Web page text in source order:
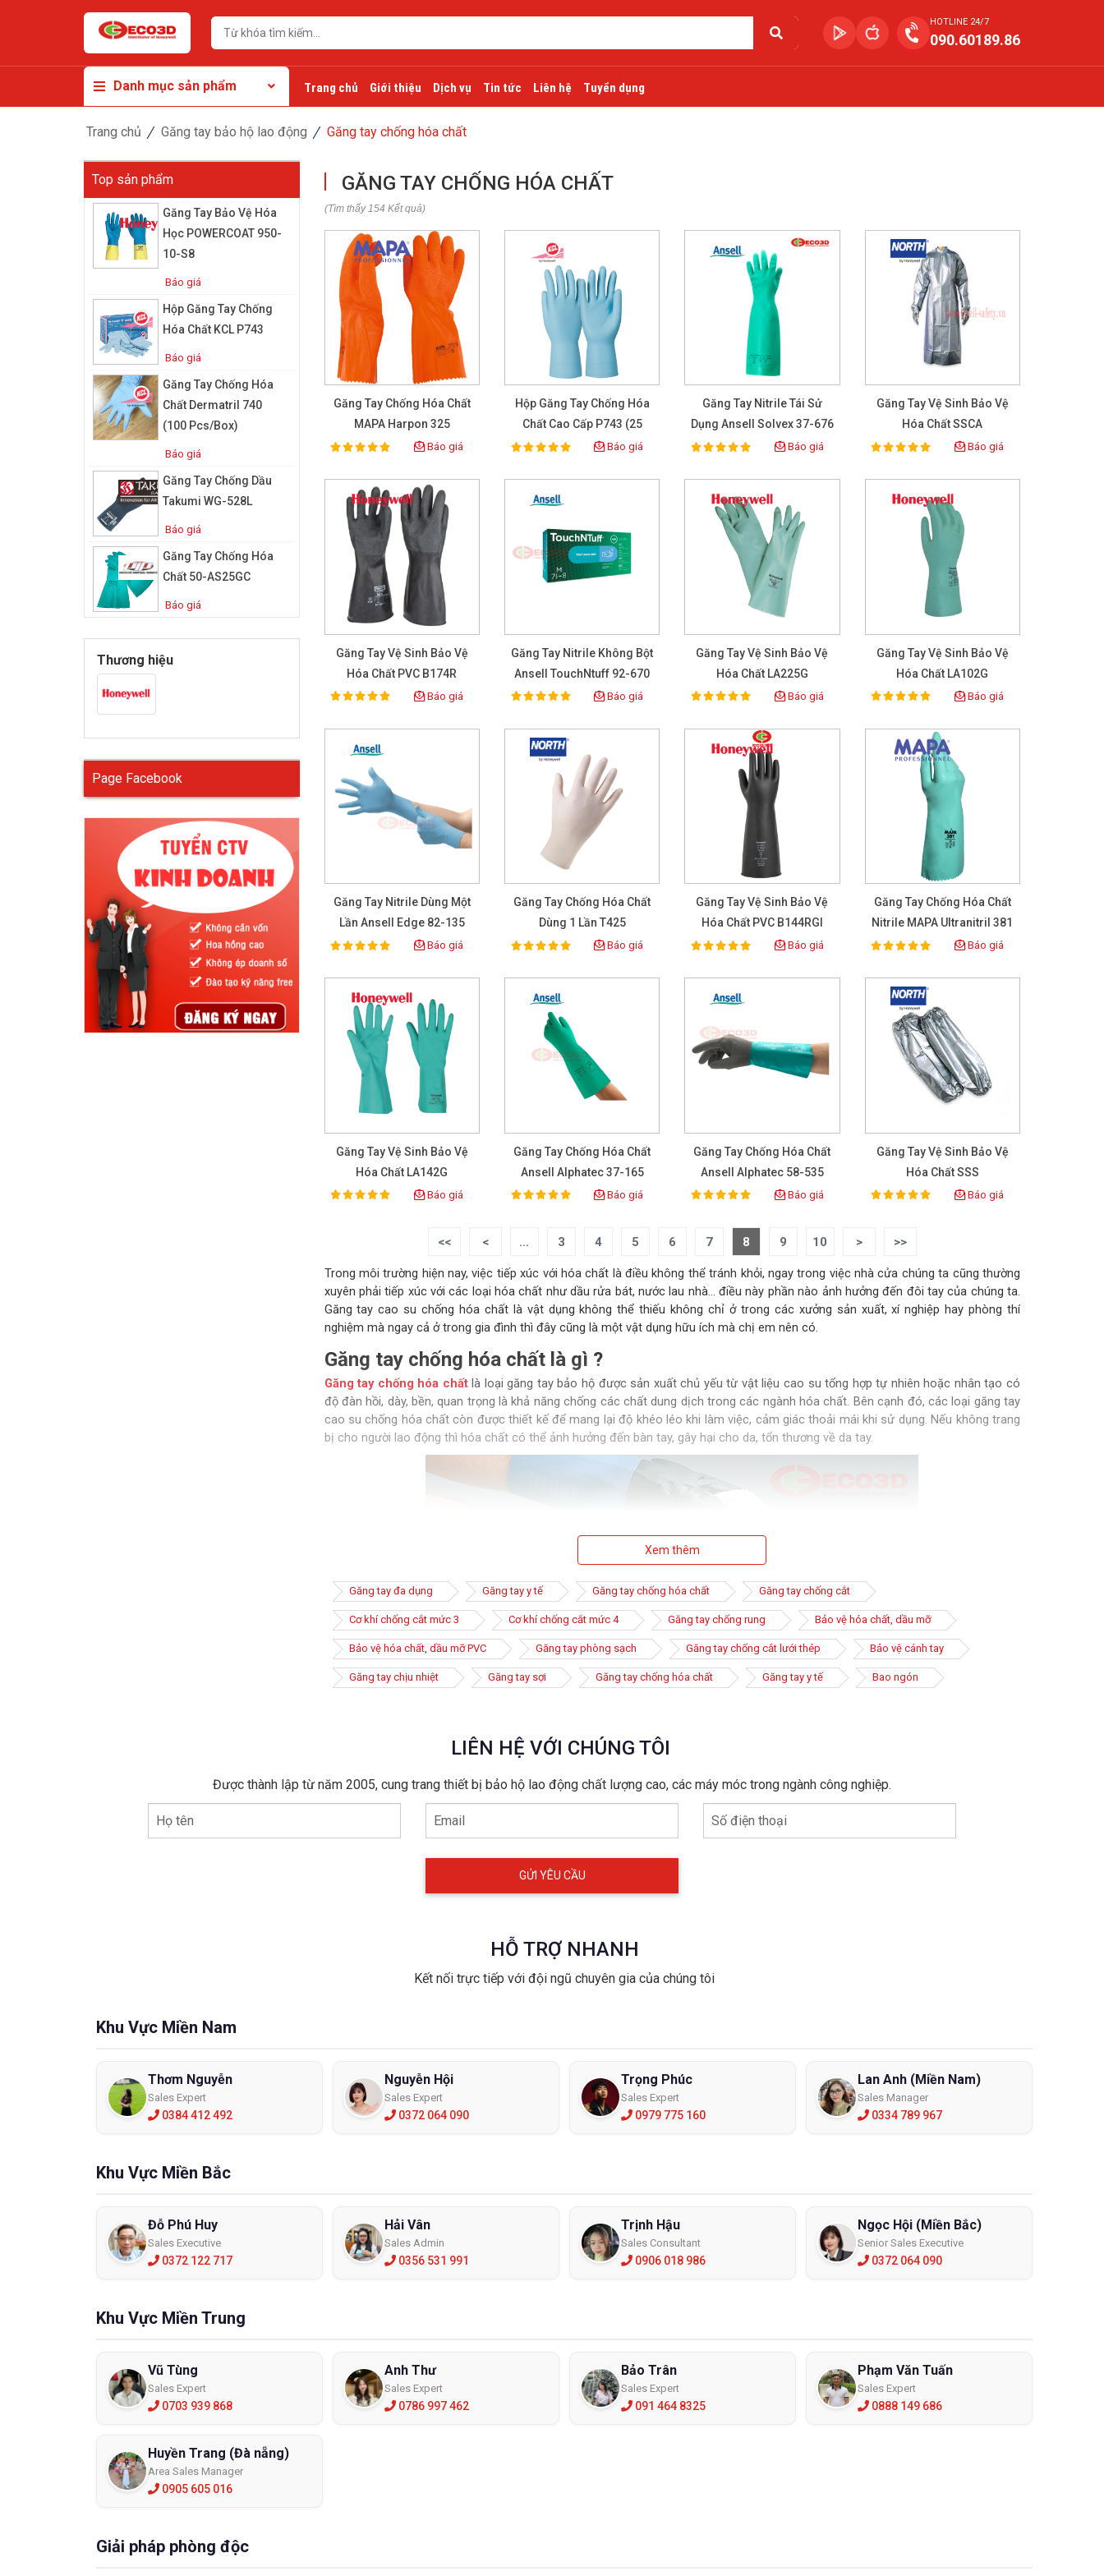
HOTLINE 24/7
090.60189.86
Danh mục sản phẩm Trang chủ Giới thiệu Dịch vụ Tin tức Liên hệ Tuyển dụng
Trang chủ Găng tay bảo hộ lao động Găng tay chống hóa chất
Top sản phẩm
Găng Tay Bảo Vệ Hóa
Học POWERCOAT 950-
10-S8
Báo giá
Hộp Găng Tay Chống
Hóa Chất KCL P743
Báo giá
Găng Tay Chống Hóa
Chất Dermatril 740
(100 Pcs/box)
Báo giá
Găng Tay Chống Dầu
Takumi WG-528L
Báo giá
Găng Tay Chống Hóa
Chất 50-AS25GC
Báo giá
Thương hiệu
Page Facebook
GĂNG TAY CHỐNG HÓA CHẤT
(Tìm thấy 154 Kết quả)
Găng Tay Chống Hóa Chất
MAPA Harpon 325
Rating:
100% Báo giá
Hộp Găng Tay Chống Hóa
Chất Cao Cấp P743 (25
Pairs/box)
Rating:
100% Báo giá
Găng Tay Nitrile Tái Sử
Dụng Ansell Solvex 37-676
Rating:
100% Báo giá
Găng Tay Vệ Sinh Bảo Vệ
Hóa Chất SSCA
Rating:
100% Báo giá
Găng Tay Vệ Sinh Bảo Vệ
Hóa Chất PVC B174R
Rating:
100% Báo giá
Găng Tay Nitrile Không Bột
Ansell TouchNtuff 92-670
Rating:
100% Báo giá
Găng Tay Vệ Sinh Bảo Vệ
Hóa Chất LA225G
Rating:
100% Báo giá
Găng Tay Vệ Sinh Bảo Vệ
Hóa Chất LA102G
Rating:
100% Báo giá
Găng Tay Nitrile Dùng Một
Lần Ansell Edge 82-135
Rating:
100% Báo giá
Găng Tay Chống Hóa Chất
Dùng 1 Lần T425
Rating:
100% Báo giá
Găng Tay Vệ Sinh Bảo Vệ
Hóa Chất PVC B144RGI
Rating:
100% Báo giá
Găng Tay Chống Hóa Chất
Nitrile MAPA Ultranitril 381
Rating:
100% Báo giá
Găng Tay Vệ Sinh Bảo Vệ
Hóa Chất LA142G
Rating:
100% Báo giá
Găng Tay Chống Hóa Chất
Ansell Alphatec 37-165
Rating:
100% Báo giá
Găng Tay Chống Hóa Chất
Ansell Alphatec 58-535
Rating:
100% Báo giá
Găng Tay Vệ Sinh Bảo Vệ
Hóa Chất SSS
Rating:
100% Báo giá
<< < ... 3 4 5 6 7 8 9 10 > >>
Trong môi trường hiện nay, việc tiếp xúc với hóa chất là điều không thể tránh khỏi, ngay trong việc nhà cửa chúng ta cũng thường
xuyên phải tiếp xúc với các loại hóa chất như dầu rửa bát, nước lau nhà… điều này phần nào ảnh hưởng đến đôi tay của chúng ta.
Găng tay cao su chống hóa chất là vật dụng không thể thiếu không chỉ ở trong các xưởng sản xuất, xí nghiệp hay phòng thí
nghiệm mà ngay cả ở trong gia đình thì đây cũng là một vật dụng hữu ích mà chị em nên có.
Găng tay chống hóa chất là gì ?
Găng tay chống hóa chấtlà loại găng tay bảo hộ được sản xuất chủ yếu từ vật liệu cao su tổng hợp tự nhiên hoặc nhân tạo có
độ đàn hồi, dày, bền, quan trọng là khả năng chống các chất dung dịch trong các ngành hóa chất. Bên cạnh đó, các loại găng tay
cao su chống hóa chất còn được thiết kế để mang lại độ khéo léo khi làm việc, cảm giác thoải mái khi sử dụng. Nếu không trang
bị cho người lao động thì hóa chất có thể ảnh hưởng đến bàn tay, gây hại cho da, tổn thương về da tay.
chất độc hại cực tốt. Bên cạnh đó, các loại găng tay cao su chống hóa chất còn được thiết kế để mang lại độ khéo léo khi làm
Chọn găng tay cao su chống hóa chất phù hợp
Khi người lao động được yêu cầu phải xử lý hóa chất, điều quan trọng là họ phải được trang bị các thiết bị bảo hộ cá nhân phù hợp
- Những loại hóa chất đang được xử lý ?
- Phản ứng tự nhiên của nó là gì khi tiếp xúc ?
Găng tay chống hóa chất có thể được làm từ các chất liệu cao su khác nhau, độ dày khác nhau để chống loại các hóa chất tốt
hơn nhưng lại có thể làm giảm sự thoải mái khi cầm nắm.
Xem thêm
Găng tay đa dụng Găng tay y tế Găng tay chống hóa chất Găng tay chống cắt
Cơ khí chống cắt mức 3 Cơ khí chống cắt mức 4 Găng tay chống rung Bảo vệ hóa chất, dầu mỡ
Bảo vệ hóa chất, dầu mỡ PVC Găng tay phòng sạch Găng tay chống cắt lưới thép Bảo vệ cánh tay
Găng tay chịu nhiệt Găng tay sợi Găng tay chống hóa chất Găng tay y tế Bao ngón
LIÊN HỆ VỚI CHÚNG TÔI
Được thành lập từ năm 2005, cung trang thiết bị bảo hộ lao động chất lượng cao, các máy móc trong ngành công nghiệp.
Họ tên Email Số điện thoại
HỖ TRỢ NHANH
Kết nối trực tiếp với đội ngũ chuyên gia của chúng tôi
Khu Vực Miền Nam
Thơm Nguyễn
Sales Expert
0384 412 492
Nguyễn Hội
Sales Expert
0372 064 090
Trọng Phúc
Sales Expert
0979 775 160
Lan Anh (Miền Nam)
Sales Manager
0334 789 967
Khu Vực Miền Bắc
Đỗ Phú Huy
Sales Executive
0372 122 717
Hải Vân
Sales Admin
0356 531 991
Trịnh Hậu
Sales Consultant
0906 018 986
Ngọc Hội (Miền Bắc)
Senior Sales Executive
0372 064 090
Khu Vực Miền Trung
Vũ Tùng
Sales Expert
0703 939 868
Anh Thư
Sales Expert
0786 997 462
Bảo Trân
Sales Expert
091 464 8325
Phạm Văn Tuấn
Sales Expert
0888 149 686
Huyền Trang (Đà nẵng)
Area Sales Manager
0905 605 016
Giải pháp phòng độc